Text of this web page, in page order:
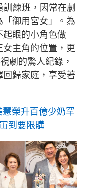
練班，因常在劇
御用宮女」。為
起眼的小角色做
主角的位置，更
劇的驚人紀錄，
歸家庭，享受著
慧榮升百億少奶罕
到要限購